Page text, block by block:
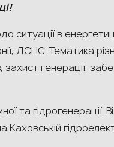
!
ситуації в
ДСНС. Тематика
захист генерації,
та гідрогенерації.
Каховській